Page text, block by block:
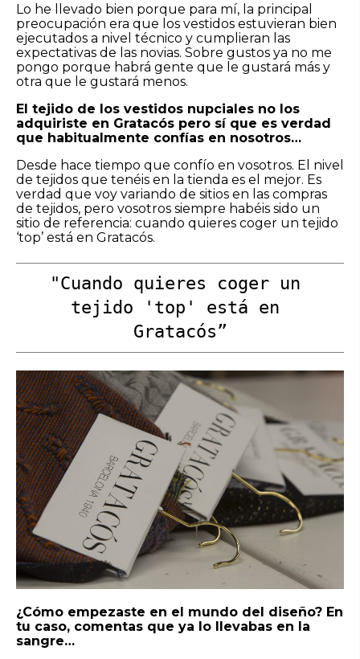
Lo he llevado bien porque para mí, la principal
preocupación era que los vestidos estuvieran bien
ejecutados a nivel técnico y cumplieran las
expectativas de las novias. Sobre gustos ya no me
pongo porque habrá gente que le gustará más y
otra que le gustará menos.
El tejido de los vestidos nupciales no los
adquiriste en Gratacós pero sí que es verdad
que habitualmente confías en nosotros…
Desde hace tiempo que confío en vosotros. El nivel
de tejidos que tenéis en la tienda es el mejor. Es
verdad que voy variando de sitios en las compras
de tejidos, pero vosotros siempre habéis sido un
sitio de referencia: cuando quieres coger un tejido
‘top’ está en Gratacós.
"Cuando quieres coger un
tejido 'top' está en
Gratacós”
¿Cómo empezaste en el mundo del diseño? En
tu caso, comentas que ya lo llevabas en la
sangre…